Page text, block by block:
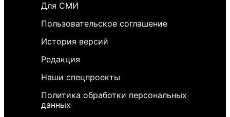
Для СМИ
Пользовательское соглашение
История версий
Редакция
Наши спецпроекты
Политика обработки персональных
данных